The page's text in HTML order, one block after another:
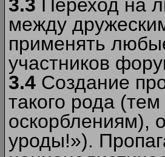
3.3 Переход на
между
применять
участников
3.4 Создание
такого рода
оскорблениям),
уроды!»).